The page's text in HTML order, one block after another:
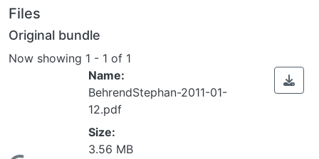
Files
Original bundle
Now showing 1 - 1 of 1
Name:
BehrendStephan-2011-01-
12.pdf
Size:
3.56 MB